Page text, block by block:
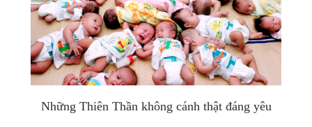
Những Thiên Thần không cánh thật đáng yêu